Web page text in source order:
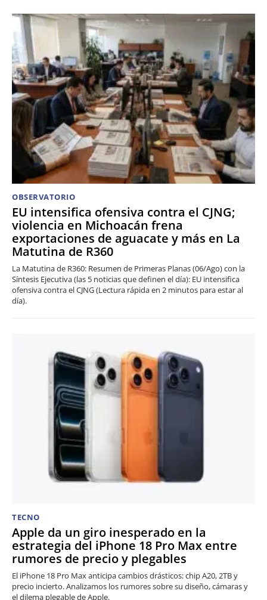
OBSERVATORIO
EU intensifica ofensiva contra el CJNG;
violencia en Michoacán frena
exportaciones de aguacate y más en La
Matutina de R360
La Matutina de R360: Resumen de Primeras Planas (06/Ago) con la
Síntesis Ejecutiva (las 5 noticias que definen el día): EU intensifica
ofensiva contra el CJNG (Lectura rápida en 2 minutos para estar al
día).
TECNO
Apple da un giro inesperado en la
estrategia del iPhone 18 Pro Max entre
rumores de precio y plegables
El iPhone 18 Pro Max anticipa cambios drásticos: chip A20, 2TB y
precio incierto. Analizamos los rumores sobre su diseño, cámaras y
el dilema plegable de Apple.